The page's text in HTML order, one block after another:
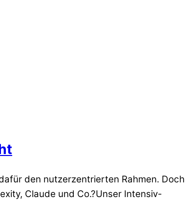
den nutzerzentrierten Rahmen. Doch
Claude und Co.?Unser Intensiv-